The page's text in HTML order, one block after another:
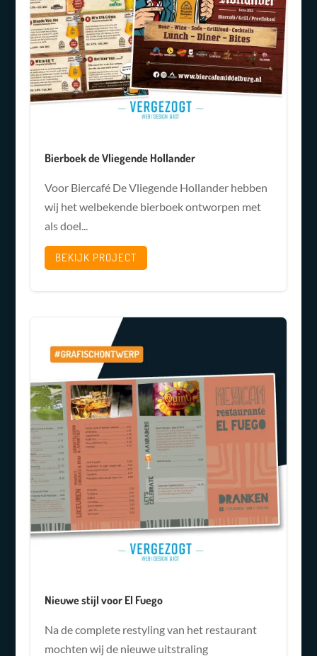
Bierboek de Vliegende Hollander
Voor Biercafé De Vliegende Hollander hebben
wij het welbekende bierboek ontworpen met
als doel...
BEKIJK PROJECT
Nieuwe stijl voor El Fuego
Na de complete restyling van het restaurant
mochten wij de nieuwe uitstraling